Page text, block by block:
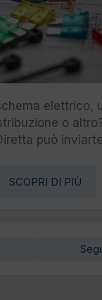
elettrico,
o
può
SCOPRI DI PIÙ